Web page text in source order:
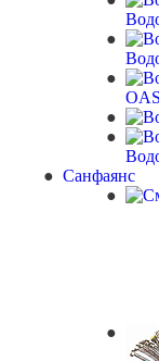
Санфаянс